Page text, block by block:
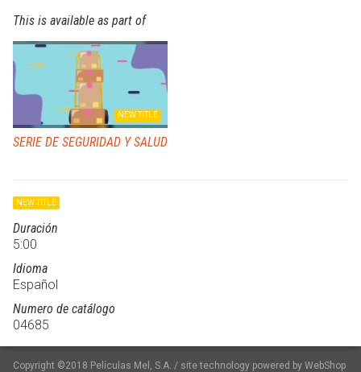
This is available as part of
SERIE DE SEGURIDAD Y SALUD
NEW TITLE
NEW TITLE
Duración
5:00
Idioma
Español
Numero de catálogo
04685
Copyright ©2018 Películas Mel, S.A. / site technology powered by WebShop